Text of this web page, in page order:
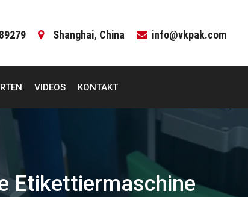
Shanghai, China info@vkpak.com
VIDEOS KONTAKT
Etikettiermaschine